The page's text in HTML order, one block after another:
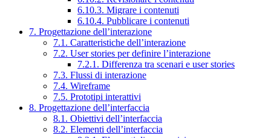
6.10.3. Migrare i contenuti
6.10.4. Pubblicare i contenuti
7. Progettazione dell’interazione
7.1. Caratteristiche dell’interazione
7.2. User stories per definire l’interazione
7.2.1. Differenza tra scenari e user stories
7.3. Flussi di interazione
7.4. Wireframe
7.5. Prototipi interattivi
8. Progettazione dell’interfaccia
8.1. Obiettivi dell’interfaccia
8.2. Elementi dell’interfaccia